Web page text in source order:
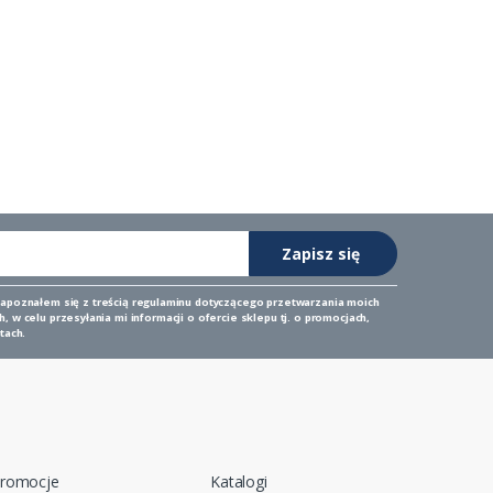
Zapisz się
się z treścią regulaminu dotyczącego przetwarzania moich
w celu przesyłania mi informacji o ofercie sklepu tj. o promocjach,
Katalogi